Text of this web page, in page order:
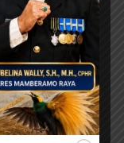
Anggota
Sagu